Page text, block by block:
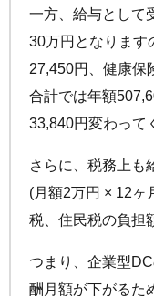
一方、給与として
30万円となります
27,450円、健康保
合計では年額
33,840円変わって
さらに、税務上も
(月額2万円 × 12ヶ
税、住民税の負担
つまり、企業型
酬月額が下がるた